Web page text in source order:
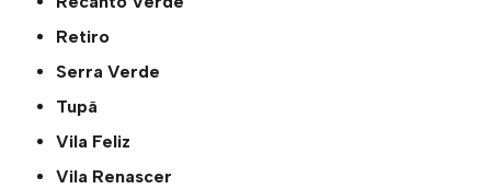
Retiro
Serra Verde
Tupã
Vila Feliz
Vila Renascer